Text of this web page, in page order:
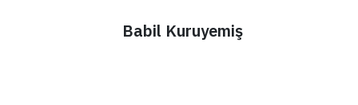
Babil Kuruyemiş